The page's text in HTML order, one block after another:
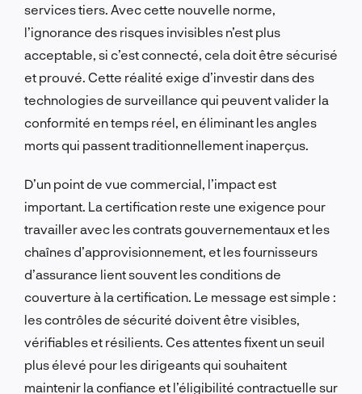
services tiers. Avec cette nouvelle norme,
l’ignorance des risques invisibles n’est plus
acceptable, si c’est connecté, cela doit être sécurisé
et prouvé. Cette réalité exige d’investir dans des
technologies de surveillance qui peuvent valider la
conformité en temps réel, en éliminant les angles
morts qui passent traditionnellement inaperçus.
D’un point de vue commercial, l’impact est
important. La certification reste une exigence pour
travailler avec les contrats gouvernementaux et les
chaînes d’approvisionnement, et les fournisseurs
d’assurance lient souvent les conditions de
couverture à la certification. Le message est simple :
les contrôles de sécurité doivent être visibles,
vérifiables et résilients. Ces attentes fixent un seuil
plus élevé pour les dirigeants qui souhaitent
maintenir la confiance et l’éligibilité contractuelle sur